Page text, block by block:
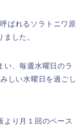
ばれるソラトニワ原
した。
い、毎週水曜日のラ
しい水曜日を過ごし
より月１回のペース